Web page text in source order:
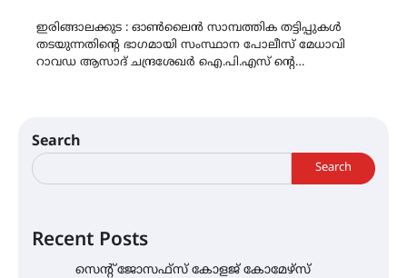
ഇരിങ്ങാലക്കുട : ഓൺലൈൻ സാമ്പത്തിക തട്ടിപ്പുകൾ
തടയുന്നതിന്റെ ഭാഗമായി സംസ്ഥാന പോലീസ് മേധാവി
റാവഡ ആസാദ് ചന്ദ്രശേഖർ ഐ.പി.എസ് ന്റെ…
Search
Search
Recent Posts
സെന്റ് ജോസഫ്സ് കോളജ് കോമേഴ്‌സ്